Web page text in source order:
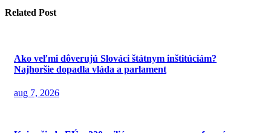
Related Post
Ako veľmi dôverujú Slováci štátnym inštitúciám?
Najhoršie dopadla vláda a parlament
aug 7, 2026